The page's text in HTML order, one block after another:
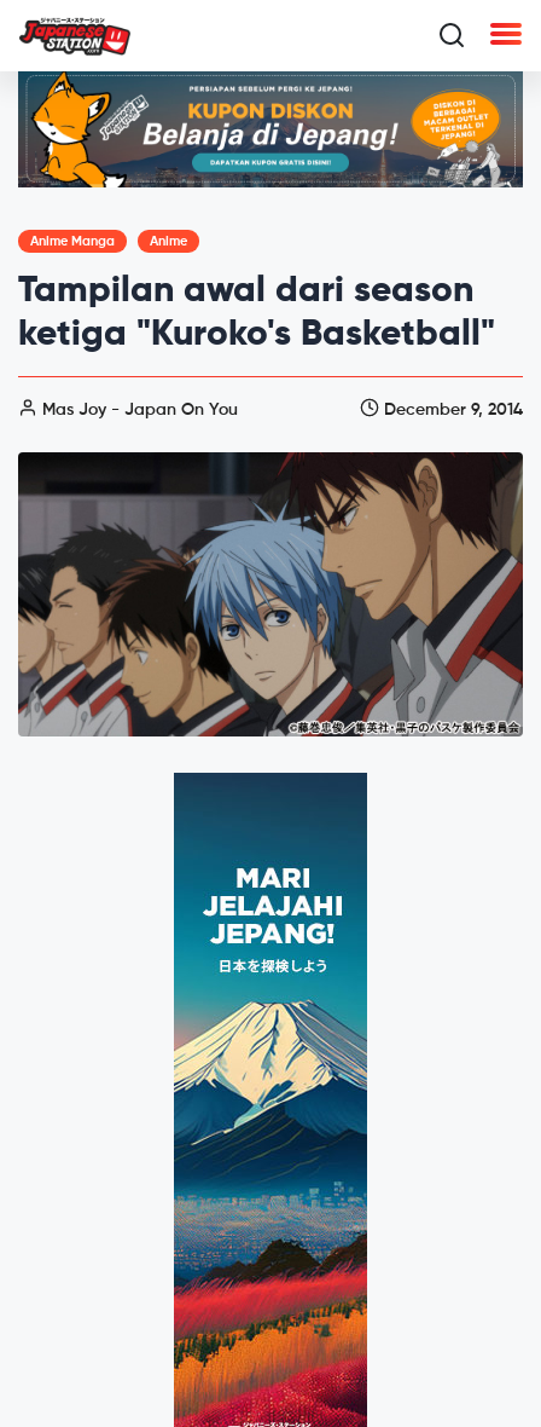
Anime Manga Anime
Tampilan awal dari season
ketiga "Kuroko's Basketball"
Mas Joy - Japan On You December 9, 2014